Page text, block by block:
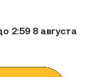
2:59 8 августа